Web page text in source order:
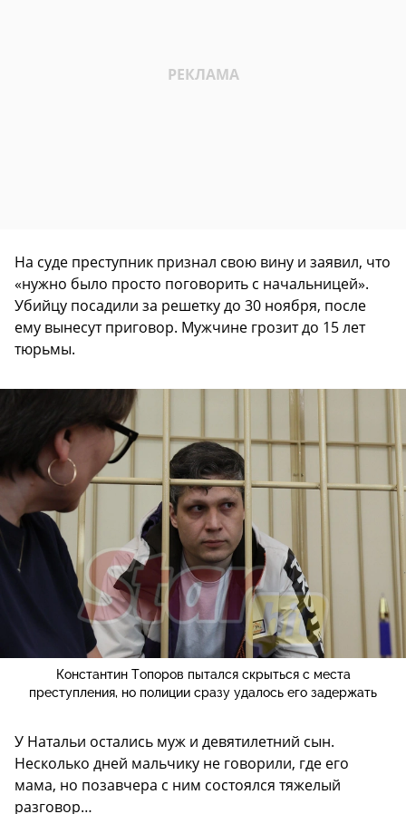
На суде преступник признал свою вину и заявил, что
«нужно было просто поговорить с начальницей».
Убийцу посадили за решетку до 30 ноября, после
ему вынесут приговор. Мужчине грозит до 15 лет
тюрьмы.
Константин Топоров пытался скрыться с места
преступления, но полиции сразу удалось его задержать
У Натальи остались муж и девятилетний сын.
Несколько дней мальчику не говорили, где его
мама, но позавчера с ним состоялся тяжелый
разговор…